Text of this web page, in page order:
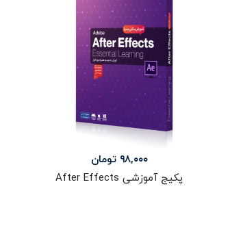
۹۸,۰۰۰ تومان
پکیج آموزشی After Effects